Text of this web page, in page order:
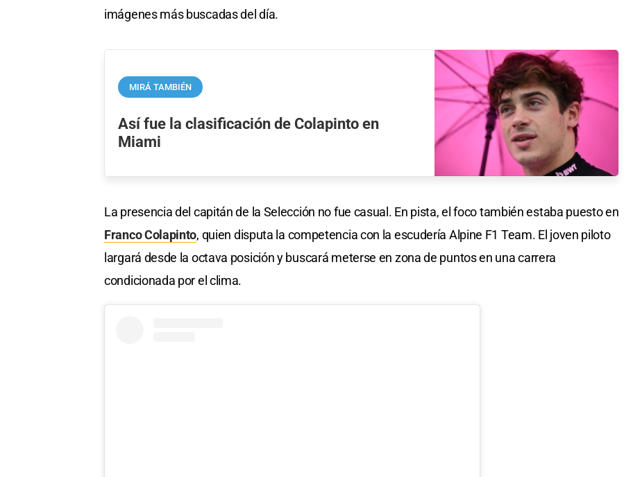
imágenes más buscadas del día.
MIRÁ TAMBIÉN
Así fue la clasificación de Colapinto en
Miami
La presencia del capitán de la Selección no fue casual. En pista, el foco también estaba puesto en
Franco Colapinto, quien disputa la competencia con la escudería Alpine F1 Team. El joven piloto
largará desde la octava posición y buscará meterse en zona de puntos en una carrera
condicionada por el clima.